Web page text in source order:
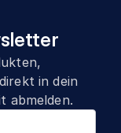
in dein
abmelden.